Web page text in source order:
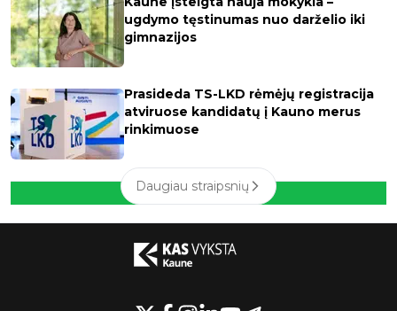
ugdymo tęstinumas nuo darželio iki
gimnazijos
Prasideda TS-LKD rėmėjų registracija
atviruose kandidatų į Kauno merus
rinkimuose
Daugiau straipsnių